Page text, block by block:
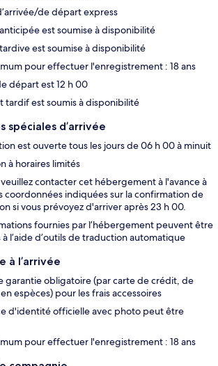
de départ express
est soumise à disponibilité
est soumise à disponibilité
pour effectuer l'enregistrement : 18 ans
départ est 12 h 00
tardif est soumis à disponibilité
spéciales d’arrivée
est ouverte tous les jours de 06 h 00 à minuit
à horaires limités
contacter cet hébergement à l'avance à
coordonnées indiquées sur la confirmation de
si vous prévoyez d'arriver après 23 h 00.
fournies par l’hébergement peuvent être
l’aide d’outils de traduction automatique
à l’arrivée
garantie obligatoire (par carte de crédit, de
espèces) pour les frais accessoires
d'identité officielle avec photo peut être
pour effectuer l'enregistrement : 18 ans